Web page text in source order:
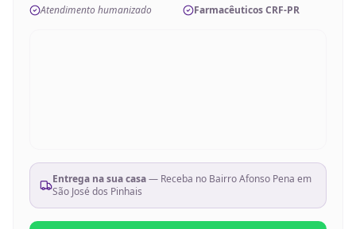
Atendimento humanizado
Farmacêuticos CRF-PR
Entrega na sua casa— Receba no Bairro Afonso Pena em
São José dos Pinhais